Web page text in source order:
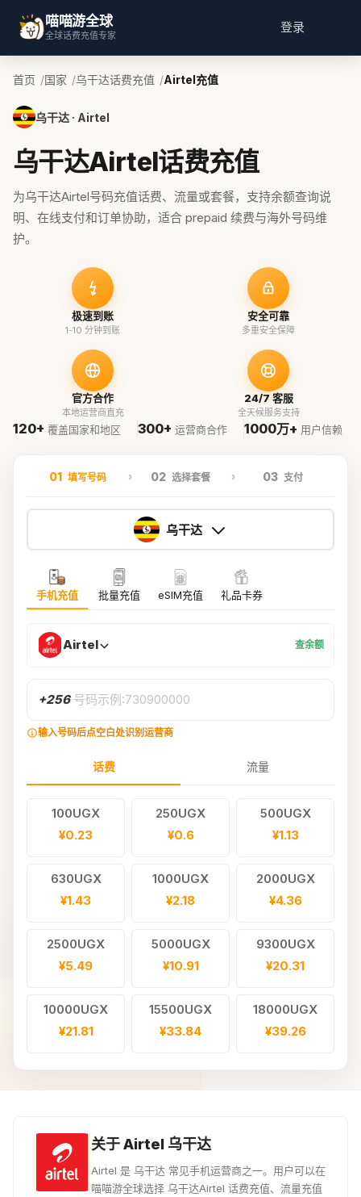
喵喵游全球
全球话费充值专家
登录
首页 国家 乌干达话费充值 Airtel充值
乌干达 · Airtel
乌干达Airtel话费充值
为乌干达Airtel号码充值话费、流量或套餐，支持余额查询说
明、在线支付和订单协助，适合 prepaid 续费与海外号码维
护。
极速到账
1-10 分钟到账
安全可靠
多重安全保障
官方合作
本地运营商直充
24/7 客服
全天候服务支持
120+ 覆盖国家和地区 300+ 运营商合作 1000万+ 用户信赖
01 填写号码 02 选择套餐 03 支付
乌干达
手机充值 批量充值 eSIM充值 礼品卡券
Airtel 查余额
+256 号码示例:730900000
输入号码后点空白处识别运营商
话费 流量
100UGX
¥0.23
250UGX
¥0.6
500UGX
¥1.13
630UGX
¥1.43
1000UGX
¥2.18
2000UGX
¥4.36
2500UGX
¥5.49
5000UGX
¥10.91
9300UGX
¥20.31
10000UGX
¥21.81
15500UGX
¥33.84
18000UGX
¥39.26
40000UGX
¥87.24
50000UGX
¥109.05
¥130.87
关于 Airtel 乌干达
Airtel 是 乌干达 常见手机运营商之一。用户可以在
喵喵游全球选择 乌干达Airtel 话费充值、流量充值